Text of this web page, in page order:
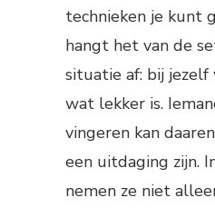
technieken je kunt
hangt het van de
situatie af: bij
wat lekker is.
vingeren kan
een uitdaging zijn.
nemen ze niet